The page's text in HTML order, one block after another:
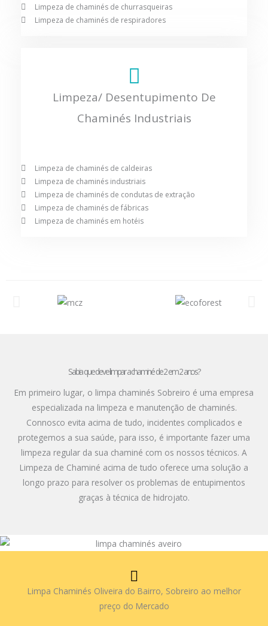
Limpeza de chaminés de churrasqueiras
Limpeza de chaminés de respiradores
Limpeza/ Desentupimento De
Chaminés Industriais
Limpeza de chaminés de caldeiras
Limpeza de chaminés industriais
Limpeza de chaminés de condutas de extração
Limpeza de chaminés de fábricas
Limpeza de chaminés em hotéis
Sabia que deve limpar a chaminé de 2 em 2 anos?
Em primeiro lugar, o limpa chaminés Sobreiro é uma empresa
especializada na limpeza e manutenção de chaminés.
Connosco evita acima de tudo, incidentes complicados e
protegemos a sua saúde, para isso, é importante fazer uma
limpeza regular da sua chaminé com os nossos técnicos. A
Limpeza de Chaminé acima de tudo oferece uma solução a
longo prazo para resolver os problemas de entupimentos
graças à técnica de hidrojato.
Limpa Chaminés Oliveira do Bairro, Sobreiro ao melhor
preço do Mercado